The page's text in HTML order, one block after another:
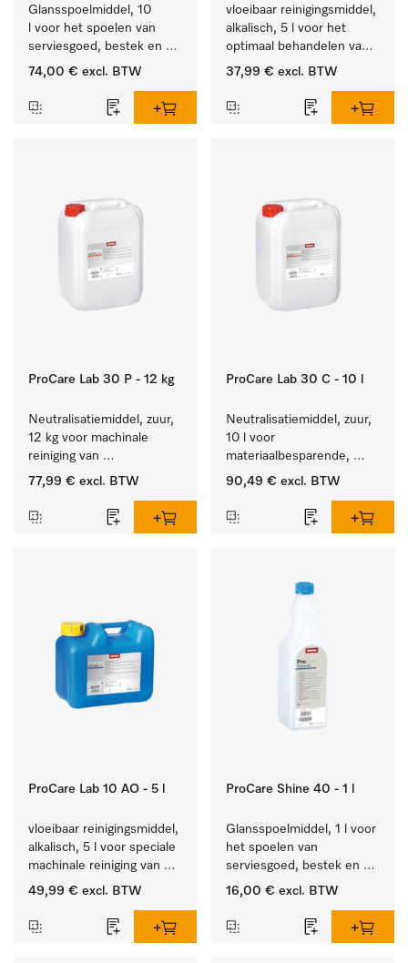
Glansspoelmiddel, 10
l voor het spoelen van
serviesgoed, bestek en
ideaal voor glazen.
74,00 € excl. BTW
vloeibaar reinigingsmiddel,
alkalisch, 5 l voor het
optimaal behandelen van
laboratoriumhulpstukken.
37,99 € excl. BTW
ProCare Lab 30 P - 12 kg
Neutralisatiemiddel, zuur,
12 kg voor machinale
reiniging van
laboratoriumglaswerk en -
77,99 € excl. BTW
ProCare Lab 30 C - 10 l
Neutralisatiemiddel, zuur,
10 l voor
materiaalbesparende,
machinale reiniging van
gerei.
90,49 € excl. BTW
ProCare Lab 10 AO - 5 l
vloeibaar reinigingsmiddel,
alkalisch, 5 l voor speciale
machinale reiniging van
laboratoriumglaswerk en -
49,99 € excl. BTW
ProCare Shine 40 - 1 l
Glansspoelmiddel, 1 l voor
het spoelen van
serviesgoed, bestek en
ideaal voor glazen.
16,00 € excl. BTW